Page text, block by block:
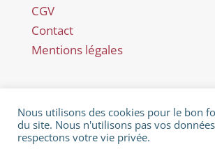
CGV
Contact
Mentions légales
© Février 2018 - Catherine Gaillard-Sarron -
Nous utilisons des cookies pour le bon
du site. Nous n'utilisons pas vos
respectons votre vie privée.